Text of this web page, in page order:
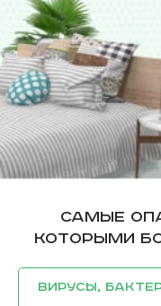
Самые
которыми
Вирусы,